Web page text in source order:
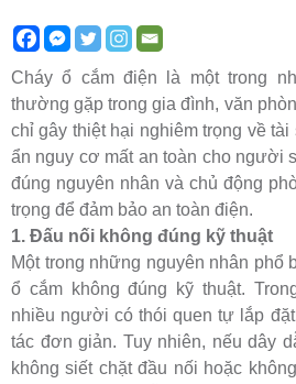
Cháy ổ cắm điện là một trong
thường gặp trong gia đình, văn
chỉ gây thiệt hại nghiêm trọng về
ẩn nguy cơ mất an toàn cho người
đúng nguyên nhân và chủ động
trọng để đảm bảo an toàn điện.
1. Đấu nối không đúng kỹ thuật
Một trong những nguyên nhân phổ
ổ cắm không đúng kỹ thuật.
nhiều người có thói quen tự lắp
tác đơn giản. Tuy nhiên, nếu dây
không siết chặt đầu nối hoặc